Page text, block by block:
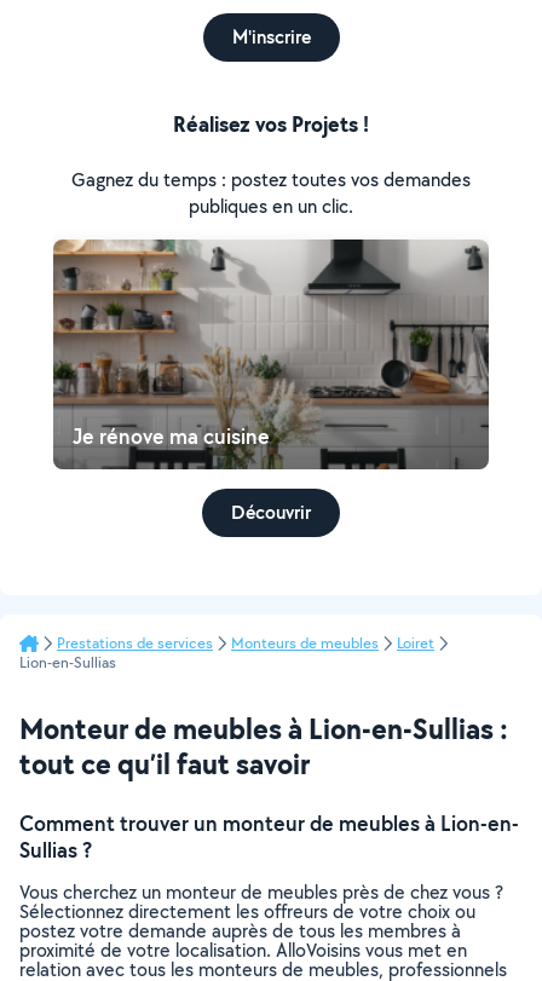
M'inscrire
Réalisez vos Projets !
Gagnez du temps : postez toutes vos demandes
publiques en un clic.
Je rénove ma cuisine
Découvrir
Prestations de services Monteurs de meubles
Loiret
Lion-en-Sullias
Monteur de meubles à Lion-en-Sullias :
tout ce qu’il faut savoir
Comment trouver un monteur de meubles à Lion-en-
Sullias ?
Vous cherchez un monteur de meubles près de chez vous ?
Sélectionnez directement les offreurs de votre choix ou
postez votre demande auprès de tous les membres à
proximité de votre localisation. AlloVoisins vous met en
relation avec tous les monteurs de meubles, professionnels